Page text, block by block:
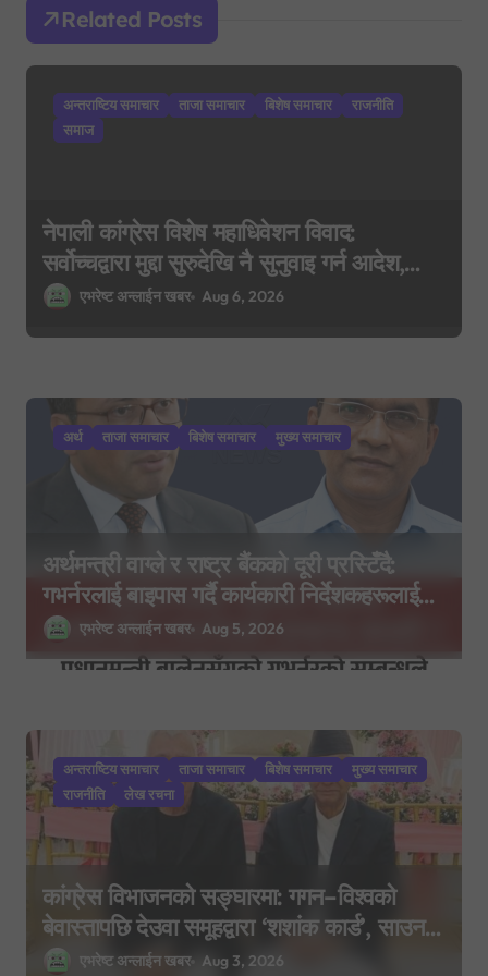
a
t
i
Related Posts
अन्तराष्टिय समाचार ताजा समाचार बिशेष समाचार
राजनीति
समाज
नेपाली कांग्रेस विशेष महाधिवेशन विवाद:
सर्वोच्चद्वारा मुद्दा सुरुदेखि नै सुनुवाइ गर्न आदेश,
पुरानो फैसला पुनरावलोकन हुने
एभरेष्ट अन्लाईन खबर Aug 6, 2026
अर्थ ताजा समाचार बिशेष समाचार मुख्य समाचार
अर्थमन्त्री वाग्ले र राष्ट्र बैंकको दूरी प्रस्टिँदै:
गभर्नरलाई बाइपास गर्दै कार्यकारी निर्देशकहरूलाई
मन्त्रालय बोलाइयो
एभरेष्ट अन्लाईन खबर Aug 5, 2026
अन्तराष्टिय समाचार ताजा समाचार बिशेष समाचार
मुख्य समाचार
राजनीति
लेख रचना
कांग्रेस विभाजनको सङ्घारमा: गगन–विश्वको
बेवास्तापछि देउवा समूहद्वारा ‘शशांक कार्ड’, साउन
२९ मा नयाँ राजनीतिक यात्राको घोषणा तयारी!
एभरेष्ट अन्लाईन खबर Aug 3, 2026